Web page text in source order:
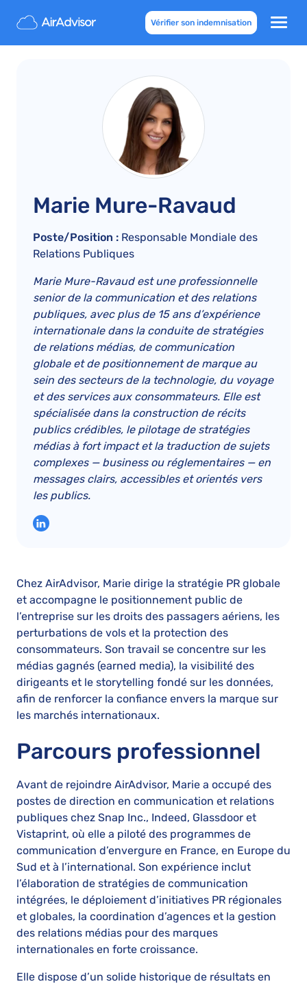
Vérifier son indemnisation
Marie Mure-Ravaud
Poste/Position : Responsable Mondiale des
Relations Publiques
Marie Mure-Ravaud est une professionnelle
senior de la communication et des relations
publiques, avec plus de 15 ans d’expérience
internationale dans la conduite de stratégies
de relations médias, de communication
globale et de positionnement de marque au
sein des secteurs de la technologie, du voyage
et des services aux consommateurs. Elle est
spécialisée dans la construction de récits
publics crédibles, le pilotage de stratégies
médias à fort impact et la traduction de sujets
complexes — business ou réglementaires — en
messages clairs, accessibles et orientés vers
les publics.
Chez AirAdvisor, Marie dirige la stratégie PR globale
et accompagne le positionnement public de
l’entreprise sur les droits des passagers aériens, les
perturbations de vols et la protection des
consommateurs. Son travail se concentre sur les
médias gagnés (earned media), la visibilité des
dirigeants et le storytelling fondé sur les données,
afin de renforcer la confiance envers la marque sur
les marchés internationaux.
Parcours professionnel
Avant de rejoindre AirAdvisor, Marie a occupé des
postes de direction en communication et relations
publiques chez Snap Inc., Indeed, Glassdoor et
Vistaprint, où elle a piloté des programmes de
communication d’envergure en France, en Europe du
Sud et à l’international. Son expérience inclut
l’élaboration de stratégies de communication
intégrées, le déploiement d’initiatives PR régionales
et globales, la coordination d’agences et la gestion
des relations médias pour des marques
internationales en forte croissance.
Elle dispose d’un solide historique de résultats en